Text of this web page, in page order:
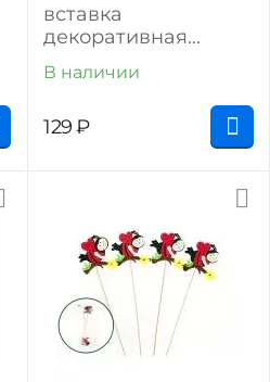
вставка
декоративная
"мишка на лошадке"
(12 шт) (голубой)
В наличии
129₽